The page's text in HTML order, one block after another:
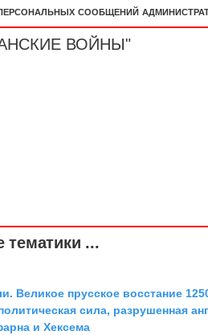
сообщений
ВОЙНЫ"
тематики ...
Великое прусское восстание
сила, разрушенная
и Хексема